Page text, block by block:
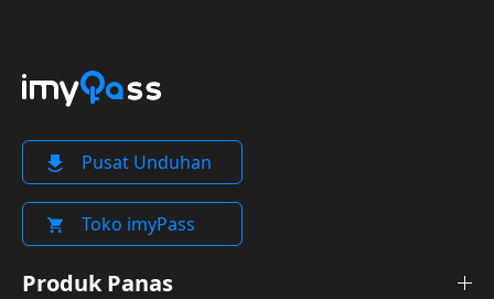
Pusat Unduhan
Toko imyPass
Produk Panas